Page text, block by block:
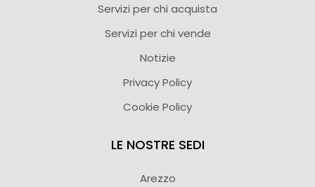
Servizi per chi acquista
Servizi per chi vende
Notizie
Privacy Policy
Cookie Policy
LE NOSTRE SEDI
Arezzo